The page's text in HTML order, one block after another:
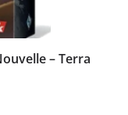
– Terra